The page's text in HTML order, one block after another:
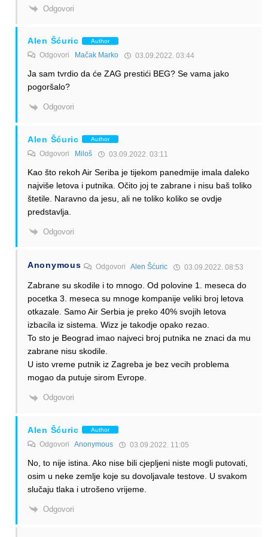
Odgovori
Alen Šćuric Author
Odgovori Mačak Marko 03.09.2022. 03:44
Ja sam tvrdio da će ZAG prestići BEG? Se vama jako
pogoršalo?
Odgovori
Alen Šćuric Author
Odgovori Miloš 03.09.2022. 03:11
Kao što rekoh Air Seriba je tijekom panedmije imala daleko
najviše letova i putnika. Očito joj te zabrane i nisu baš toliko
štetile. Naravno da jesu, ali ne toliko koliko se ovdje
predstavlja.
Odgovori
Anonymous OdgovoriAlen Šćuric 03.09.2022. 08:53
Zabrane su skodile i to mnogo. Od polovine 1. meseca do
pocetka 3. meseca su mnoge kompanije veliki broj letova
otkazale. Samo Air Serbia je preko 40% svojih letova
izbacila iz sistema. Wizz je takodje opako rezao.
To sto je Beograd imao najveci broj putnika ne znaci da mu
zabrane nisu skodile.
U isto vreme putnik iz Zagreba je bez vecih problema
mogao da putuje sirom Evrope.
Odgovori
Alen Šćuric Author
Odgovori Anonymous 03.09.2022. 11:05
No, to nije istina. Ako nise bili cjepljeni niste mogli putovati,
osim u neke zemlje koje su dovoljavale testove. U svakom
slučaju tlaka i utrošeno vrijeme.
Odgovori